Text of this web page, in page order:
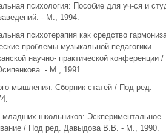
психология: Пособие для уч-ся и
- М., 1994.
психотерапия как средство
проблемы музыкальной педагогики.
научно- практической конференции
- М., 1991.
мышления. Сборник статей / Под ред.
младших школьников: Эскпериментальное
/ Под ред. Давыдова В.В. - М., 1990.